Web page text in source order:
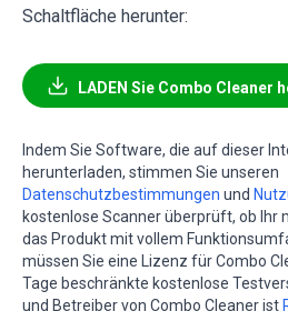
Schaltfläche herunter:
LADEN Sie Combo Cleaner
Indem Sie Software, die auf dieser
herunterladen, stimmen Sie unseren
Datenschutzbestimmungen und
kostenlose Scanner überprüft, ob Ihr
das Produkt mit vollem
müssen Sie eine Lizenz für Combo
Tage beschränkte kostenlose
und Betreiber von Combo Cleaner ist